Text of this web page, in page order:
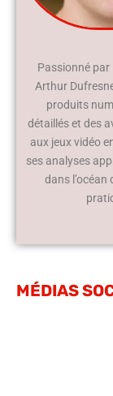
Passionné par
Arthur
produits
détaillés et des
aux jeux vidéo
ses analyses
dans
MÉDIAS